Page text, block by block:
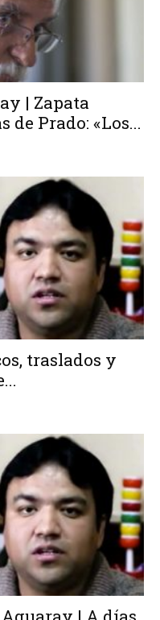
| Zapata
de Prado: «Los...
traslados y